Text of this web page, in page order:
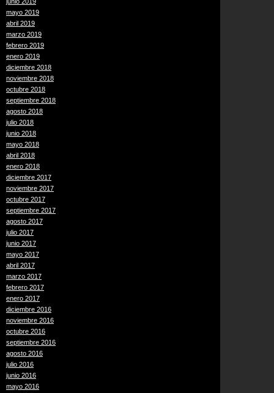
mayo 2019
abril 2019
marzo 2019
febrero 2019
enero 2019
diciembre 2018
noviembre 2018
octubre 2018
septiembre 2018
agosto 2018
julio 2018
junio 2018
mayo 2018
abril 2018
enero 2018
diciembre 2017
noviembre 2017
octubre 2017
septiembre 2017
agosto 2017
julio 2017
junio 2017
mayo 2017
abril 2017
marzo 2017
febrero 2017
enero 2017
diciembre 2016
noviembre 2016
octubre 2016
septiembre 2016
agosto 2016
julio 2016
junio 2016
mayo 2016